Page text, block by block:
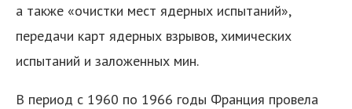
а также «очистки мест ядерных испытаний»,
передачи карт ядерных взрывов, химических
испытаний и заложенных мин.
В период с 1960 по 1966 годы Франция провела